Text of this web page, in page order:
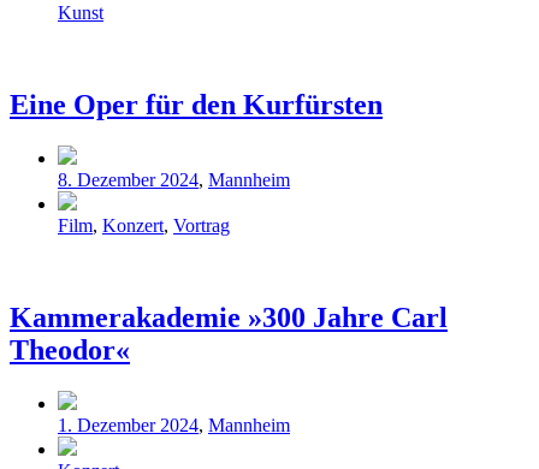
Schlagwörter
Kunst
Eine Oper für den Kurfürsten
Veröffentlicht
in
8. Dezember 2024, Mannheim
Schlagwörter
Film, Konzert, Vortrag
Kammerakademie »300 Jahre Carl
Theodor«
Veröffentlicht
in
1. Dezember 2024, Mannheim